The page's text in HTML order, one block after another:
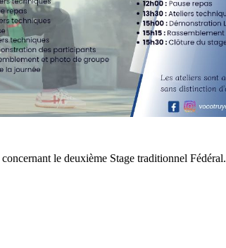
le deuxième Stage traditionnel Fédéral.